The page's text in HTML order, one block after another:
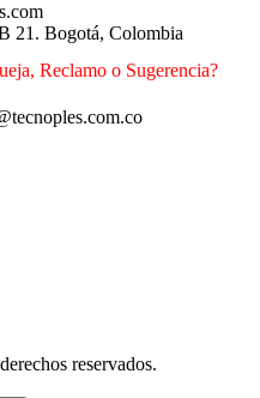
21. Bogotá, Colombia
Reclamo o Sugerencia?
reservados.